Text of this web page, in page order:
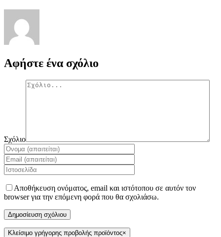
Αφήστε ένα σχόλιο
Σχόλιο
Αποθήκευση ονόματος, email και ιστότοπου σε αυτόν τον
browser για την επόμενη φορά που θα σχολιάσω.
Κλείσιμο γρήγορης προβολής προϊόντος×